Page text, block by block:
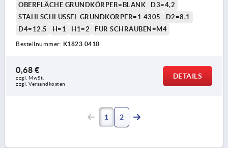
OBERFLÄCHE GRUNDKÖRPER=BLANK
D3=4,2
STAHLSCHLÜSSEL GRUNDKÖRPER=1.4305
D2=8,1
D4=12,5
H=1 H1=2 FÜR SCHRAUBEN=M4
Bestellnummer: K1823.0410
0,68 €
zzgl. MwSt.
zzgl. Versandkosten
DETAILS
1 2